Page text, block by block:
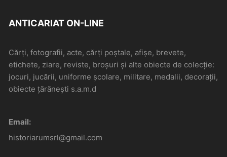
ANTICARIAT ON-LINE
Cărți, fotografii, acte, cărți poștale, afișe, brevete,
etichete, ziare, reviste, broșuri și alte obiecte de colecție:
jocuri, jucării, uniforme școlare, militare, medalii, decorații,
obiecte țărănești s.a.m.d
Email:
historiarumsrl@gmail.com